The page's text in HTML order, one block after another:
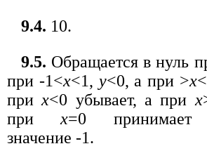
9.4. 10.
9.5. Обращается в нуль
при -1<х<1, у<0, а при >х
приx<0 убывает, а при x
приx=0 принимает
значение -1.